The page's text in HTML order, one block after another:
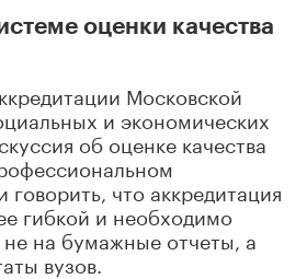
оценки качества
Московской
и экономических
об оценке качества
говорить, что аккредитация
гибкой и необходимо
не на бумажные отчеты, а
вузов.